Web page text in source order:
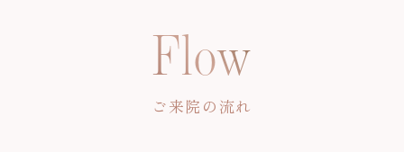
Flow
ご来院の流れ